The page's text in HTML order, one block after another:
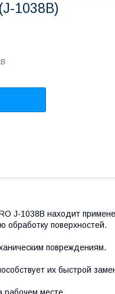
1038B)
J-1038B находит
обработку поверхностей.
повреждениям.
их быстрой